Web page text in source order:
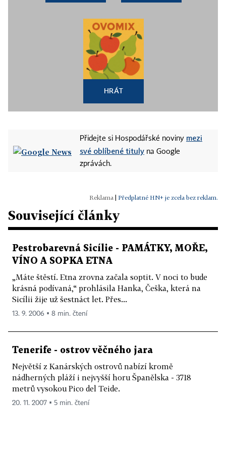
HRÁT
Přidejte si Hospodářské noviny mezi
své oblíbené tituly na Google
zprávách.
Předplatné HN+ je zcela bez reklam.
Související články
Pestrobarevná Sicílie - PAMÁTKY, MOŘE,
VÍNO A SOPKA ETNA
„Máte štěstí. Etna zrovna začala soptit. V noci to bude
krásná podívaná,“ prohlásila Hanka, Češka, která na
Sicílii žije už šestnáct let. Přes...
13. 9. 2006 ▪ 8 min. čtení
Tenerife - ostrov věčného jara
Největší z Kanárských ostrovů nabízí kromě
nádherných pláží i nejvyšší horu Španělska - 3718
metrů vysokou Pico del Teide.
20. 11. 2007 ▪ 5 min. čtení